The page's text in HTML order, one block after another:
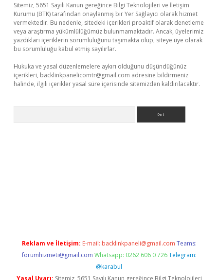
Sitemiz, 5651 Sayılı Kanun gereğince Bilgi Teknolojileri ve İletişim
Kurumu (BTK) tarafından onaylanmış bir Yer Sağlayıcı olarak hizmet
vermektedir. Bu nedenle, sitedeki içerikleri proaktif olarak denetleme
veya araştırma yükümlülüğümüz bulunmamaktadır. Ancak, üyelerimiz
yazdıkları içeriklerin sorumluluğunu taşımakta olup, siteye üye olarak
bu sorumluluğu kabul etmiş sayılırlar.
Hukuka ve yasal düzenlemelere aykırı olduğunu düşündüğünüz
içerikleri, backlinkpanelicomtr@gmail.com adresine bildirmeniz
halinde, ilgili içerikler yasal süre içerisinde sitemizden kaldırılacaktır.
Reklam ve İletişim: E-mail: backlinkpaneli@gmail.com Teams:
forumhizmeti@gmail.com Whatsapp: 0262 606 0 726 Telegram:
@karabul
Yasal Uyarı: Sitemiz, 5651 Sayılı Kanun gereğince Bilgi Teknolojileri